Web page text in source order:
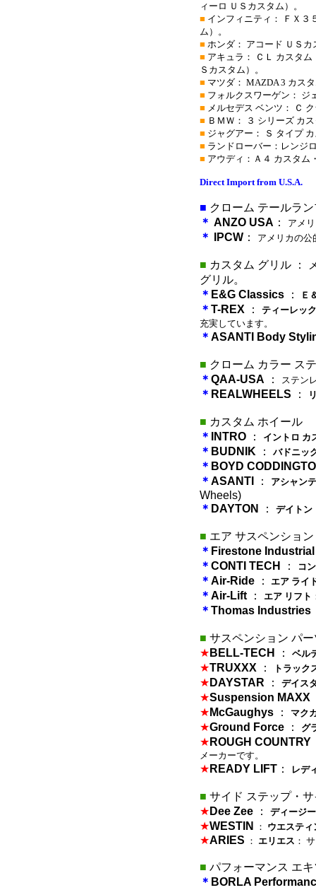
ィーロ ＵＳカスタム）。
■ インフィニティ： ＦＸ３
ム）。
■ ホンダ： アコード ＵＳ
■ アキュラ： ＣＬ カスタ
Ｓカスタム）。
■ マツダ： MAZDA 3 カス
■ フォルクスワーゲン： ジ
■ メルセデス ベンツ： Ｃ
■ ＢＭＷ： ３ シリーズ カ
■ ジャグアー： Ｓ タイプ
■ ランドローバー：レンジ
■ アウディ：Ａ４ カスタム
Direct Import from U.S.A.
■ クローム テールラ
＊ ANZO USA ： アメ
＊ IPCW： アメリカの公
■ カスタム グリル ：
グリル。
＊ E&G Classics： Ｅ
＊ T-REX ： ティーレッ
充実しています。
＊ ASANTI Body
■ クローム カラー ス
＊ QAA-USA ： ステン
＊ REALWHEELS ：
■ カスタム ホイール
＊
INTRO： イントロ カ
＊ BUDNIK ： バドニッ
＊ BOYD
＊ ASANTI ： アシャン
Wheels)
＊ DAYTON ： デイトン
■ エア サスペンショ
＊ Firestone
＊ CONTI TECH ： コ
＊ Air-Ride： エア ライ
＊ Air-Lift： エア リフト
＊ Thomas Industries
■ サスペンション パ
★ BELL-TECH ： ベル
★TRUXXX ： トラック
★ DAYSTAR ： デイス
★Suspension MAXX
★ McGaughys： マク
★Ground Force： グ
★ ROUGH COUNTRY
メーカーです。
★ READY LIFT： レデ
■ サイド ステップ・
★ Dee Zee： ディージー
★WESTIN ： ウエスティ
★ARIES ： エリエス ：
■ パフォーマンス エ
＊ BORLA